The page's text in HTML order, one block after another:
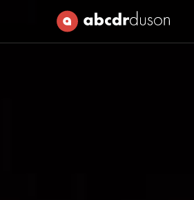
Abcdr du Son